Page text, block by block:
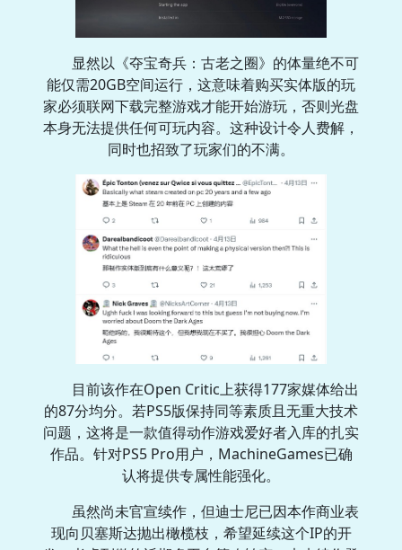
显然以《夺宝奇兵：古老之圈》的体量绝不可
能仅需20GB空间运行，这意味着购买实体版的玩
家必须联网下载完整游戏才能开始游玩，否则光盘
本身无法提供任何可玩内容。这种设计令人费解，
同时也招致了玩家们的不满。
目前该作在Open Critic上获得177家媒体给出
的87分均分。若PS5版保持同等素质且无重大技术
问题，这将是一款值得动作游戏爱好者入库的扎实
作品。针对PS5 Pro用户，MachineGames已确
认将提供专属性能强化。
虽然尚未官宣续作，但迪士尼已因本作商业表
现向贝塞斯达抛出橄榄枝，希望延续这个IP的开